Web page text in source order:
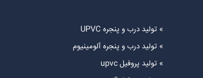
تولید درب و پنجره UPVC
تولید درب و پنجره آلومینیوم
تولید پروفیل upvc